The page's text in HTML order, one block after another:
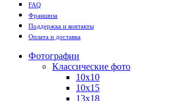
FAQ
Франшиза
Поддержка и контакты
Оплата и доставка
Фотографии
Классические фото
10х10
10х15
13х18